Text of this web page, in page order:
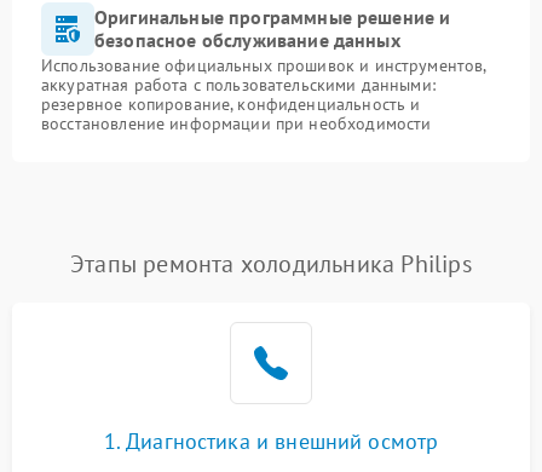
Оригинальные программные решение и
безопасное обслуживание данных
Использование официальных прошивок и инструментов,
аккуратная работа с пользовательскими данными:
резервное копирование, конфиденциальность и
восстановление информации при необходимости
Этапы ремонта холодильника Philips
1. Диагностика и внешний осмотр